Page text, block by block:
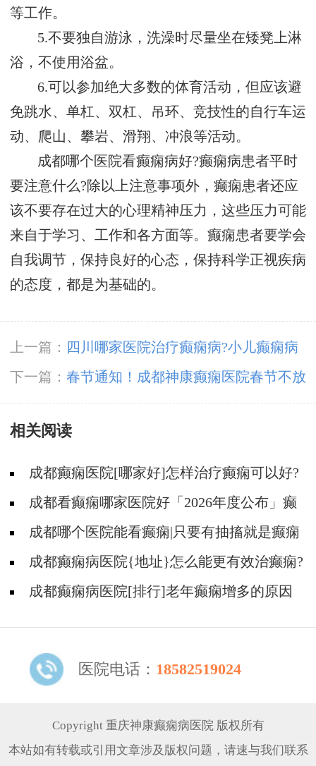
等工作。
5.不要独自游泳，洗澡时尽量坐在矮凳上淋
浴，不使用浴盆。
6.可以参加绝大多数的体育活动，但应该避
免跳水、单杠、双杠、吊环、竞技性的自行车运
动、爬山、攀岩、滑翔、冲浪等活动。
成都哪个医院看癫痫病好?癫痫病患者平时
要注意什么?除以上注意事项外，癫痫患者还应
该不要存在过大的心理精神压力，这些压力可能
来自于学习、工作和各方面等。癫痫患者要学会
自我调节，保持良好的心态，保持科学正视疾病
的态度，都是为基础的。
上一篇：
四川哪家医院治疗癫痫病?小儿癫痫病
发作应该怎么办?
下一篇： 春节通知！成都神康癫痫医院春节不放
假，正常接诊!
相关阅读
成都癫痫医院[哪家好]怎样治疗癫痫可以好?
成都看癫痫哪家医院好「2026年度公布」癫
痫病人的饮食禁忌
成都哪个医院能看癫痫|只要有抽搐就是癫痫
病吗?成都癫痫病医院{地址}怎么能更有效治癫痫?
成都癫痫病医院[排行]老年癫痫增多的原因
医院电话： 18582519024
Copyright 重庆神康癫痫病医院 版权所有
本站如有转载或引用文章涉及版权问题，请速与我们联系